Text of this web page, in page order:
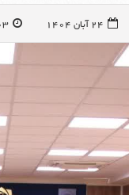
24 آبان 1404